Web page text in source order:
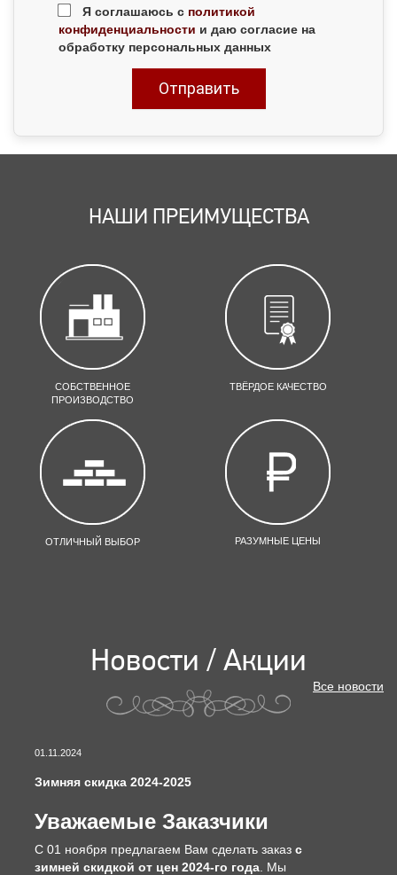
Я соглашаюсь с политикой
конфиденциальности и даю согласие на
обработку персональных данных
НАШИ ПРЕИМУЩЕСТВА
СОБСТВЕННОЕ
ПРОИЗВОДСТВО
ТВЁРДОЕ КАЧЕСТВО
ОТЛИЧНЫЙ ВЫБОР РАЗУМНЫЕ ЦЕНЫ
Новости / Акции
Все новости
01.11.2024
Зимняя скидка 2024-2025
Уважаемые Заказчики
С 01 ноября предлагаем Вам сделать заказ с
зимней скидкой от цен 2024-го года . Мы